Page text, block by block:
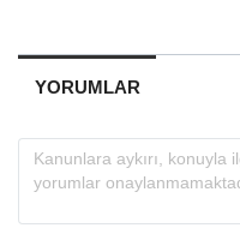
YORUMLAR